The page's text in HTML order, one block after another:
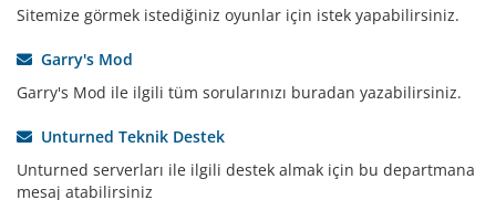
Sitemize görmek istediğiniz oyunlar için istek yapabilirsiniz.
Garry's Mod
Garry's Mod ile ilgili tüm sorularınızı buradan yazabilirsiniz.
Unturned Teknik Destek
Unturned serverları ile ilgili destek almak için bu departmana
mesaj atabilirsiniz